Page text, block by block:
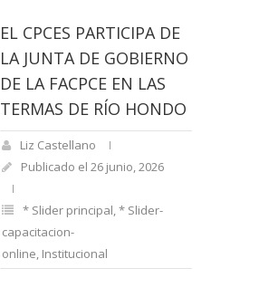
EL CPCES PARTICIPA DE
LA JUNTA DE GOBIERNO
DE LA FACPCE EN LAS
TERMAS DE RÍO HONDO
Liz Castellano
Publicado el 26 junio, 2026
* Slider principal,* Slider-
capacitacion-
online, Institucional